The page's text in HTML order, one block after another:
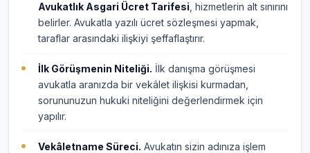
Avukatlık Asgari Ücret Tarifesi , hizmetlerin alt sınırını
belirler. Avukatla yazılı ücret sözleşmesi yapmak,
taraflar arasındaki ilişkiyi şeffaflaştırır.
İlk Görüşmenin Niteliği. İlk danışma görüşmesi
avukatla aranızda bir vekâlet ilişkisi kurmadan,
sorununuzun hukuki niteliğini değerlendirmek için
yapılır.
Vekâletname Süreci. Avukatın sizin adınıza işlem